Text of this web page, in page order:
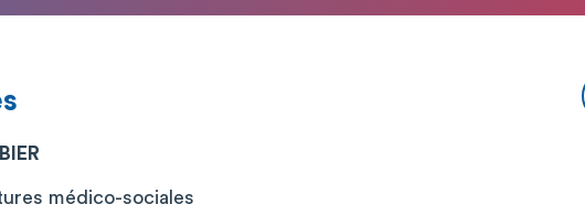
médico-sociales